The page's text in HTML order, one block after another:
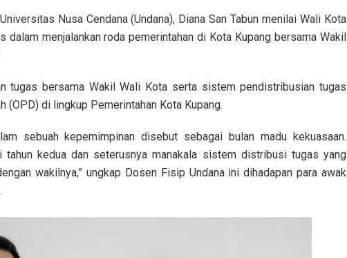
Nusa Cendana (Undana), Diana San Tabun menilai Wali Kota
dalam menjalankan roda pemerintahan di Kota Kupang bersama Wakil
tugas bersama Wakil Wali Kota serta sistem pendistribusian tugas
(OPD) di lingkup Pemerintahan Kota Kupang.
sebuah kepemimpinan disebut sebagai bulan madu kekuasaan.
tahun kedua dan seterusnya manakala sistem distribusi tugas yang
wakilnya,” ungkap Dosen Fisip Undana ini dihadapan para awak